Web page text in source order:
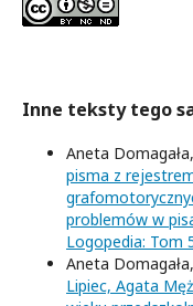
Inne teksty tego
Aneta Domagała,
pisma z
problemów w
Logopedia: Tom
Aneta Domagała,
Lipiec, Agata